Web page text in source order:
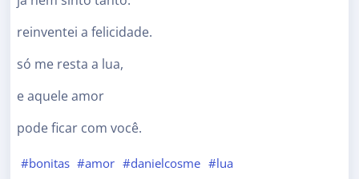
reinventei a felicidade.
só me resta a lua,
e aquele amor
pode ficar com você.
#bonitas #amor #danielcosme #lua